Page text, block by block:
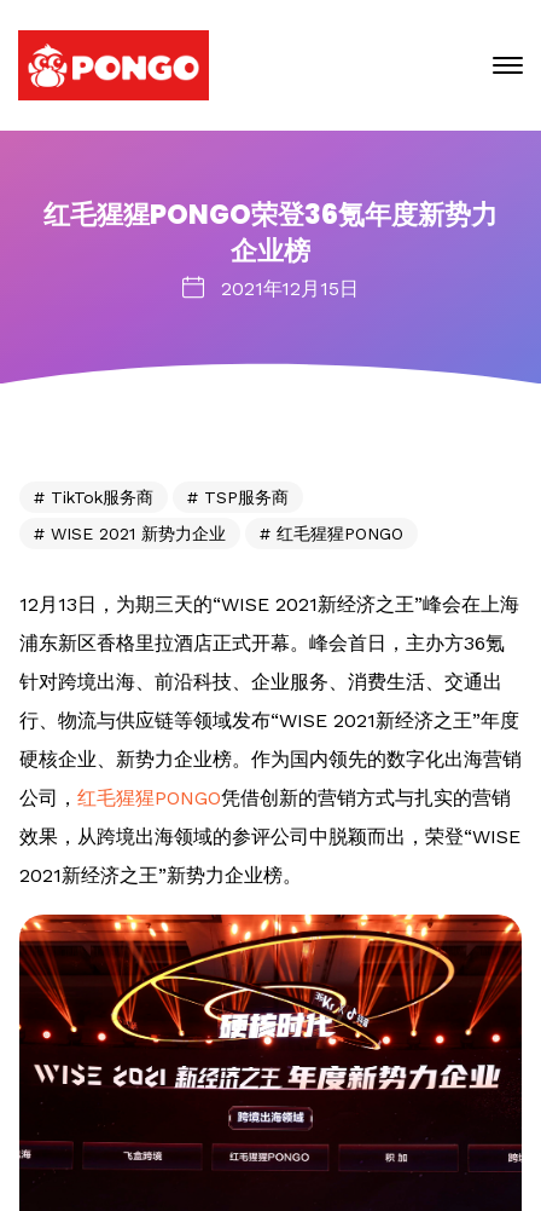
红毛猩猩PONGO荣登36氪年度新势力
企业榜
2021年12月15日
TikTok服务商
TSP服务商
WISE 2021 新势力企业
红毛猩猩PONGO
12月13日，为期三天的“WISE 2021新经济之王”峰会在上海
浦东新区香格里拉酒店正式开幕。峰会首日，主办方36氪
针对跨境出海、前沿科技、企业服务、消费生活、交通出
行、物流与供应链等领域发布“WISE 2021新经济之王”年度
硬核企业、新势力企业榜。作为国内领先的数字化出海营销
公司， 红毛猩猩PONGO凭借创新的营销方式与扎实的营销
效果，从跨境出海领域的参评公司中脱颖而出，荣登“WISE
2021新经济之王”新势力企业榜。